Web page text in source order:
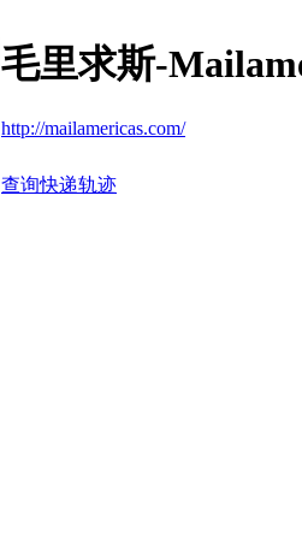
毛里求斯-
http://mailamericas.com/
查询快递轨迹